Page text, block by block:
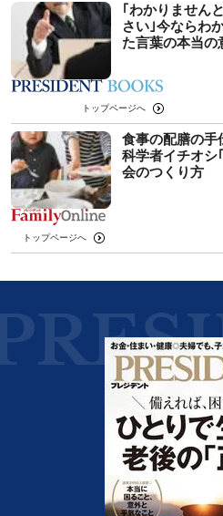
｢わかりません
さい｣今ならわ
た言葉の本当の
トップページへ
食事の配膳の
科学者イチオシ
会のつくり方
トップページへ